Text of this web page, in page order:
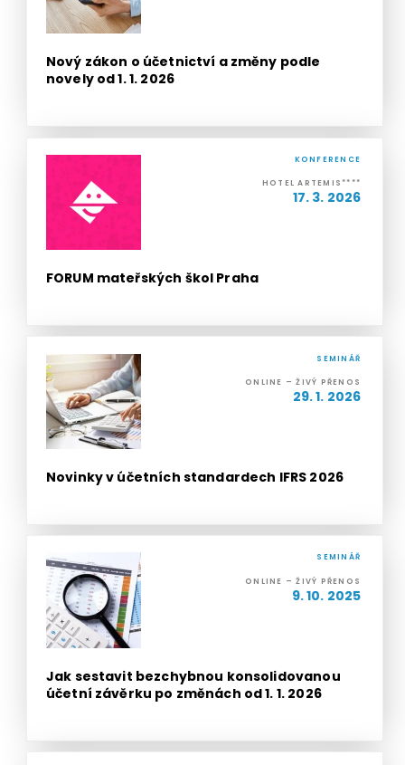
Nový zákon o účetnictví a změny podle
novely od 1. 1. 2026
KONFERENCE
HOTEL ARTEMIS****
17. 3. 2026
FORUM mateřských škol Praha
SEMINÁŘ
ONLINE – ŽIVÝ PŘENOS
29. 1. 2026
Novinky v účetních standardech IFRS 2026
SEMINÁŘ
ONLINE – ŽIVÝ PŘENOS
9. 10. 2025
Jak sestavit bezchybnou konsolidovanou
účetní závěrku po změnách od 1. 1. 2026